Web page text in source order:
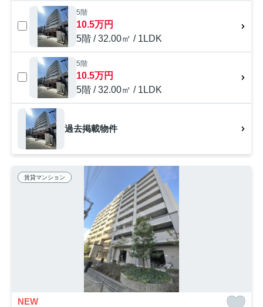
5階
10.5万円
5階 / 32.00㎡ / 1LDK
5階
10.5万円
5階 / 32.00㎡ / 1LDK
過去掲載物件
賃貸マンション
NEW